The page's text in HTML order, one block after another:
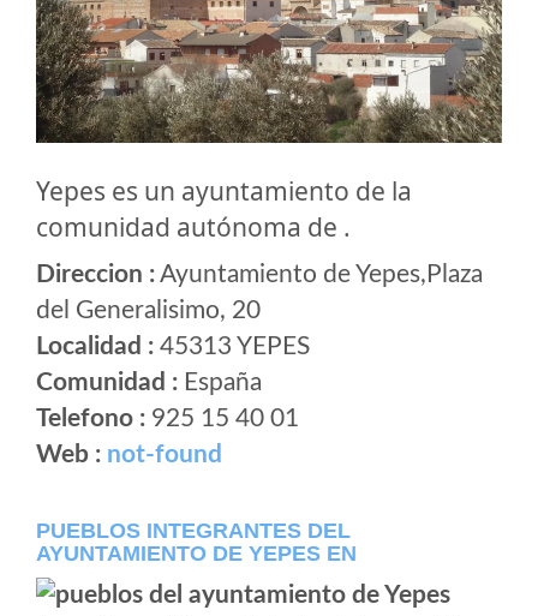
Yepes es un ayuntamiento de la
comunidad autónoma de .
Direccion :Ayuntamiento de Yepes,Plaza
del Generalisimo, 20
Localidad : 45313 YEPES
Comunidad : España
Telefono : 925 15 40 01
Web : not-found
PUEBLOS INTEGRANTES DEL
AYUNTAMIENTO DE YEPES EN